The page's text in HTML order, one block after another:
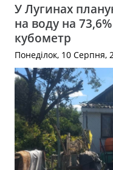
У Лугинах
на воду на
кубометр
Понеділок, 10 Серпня,